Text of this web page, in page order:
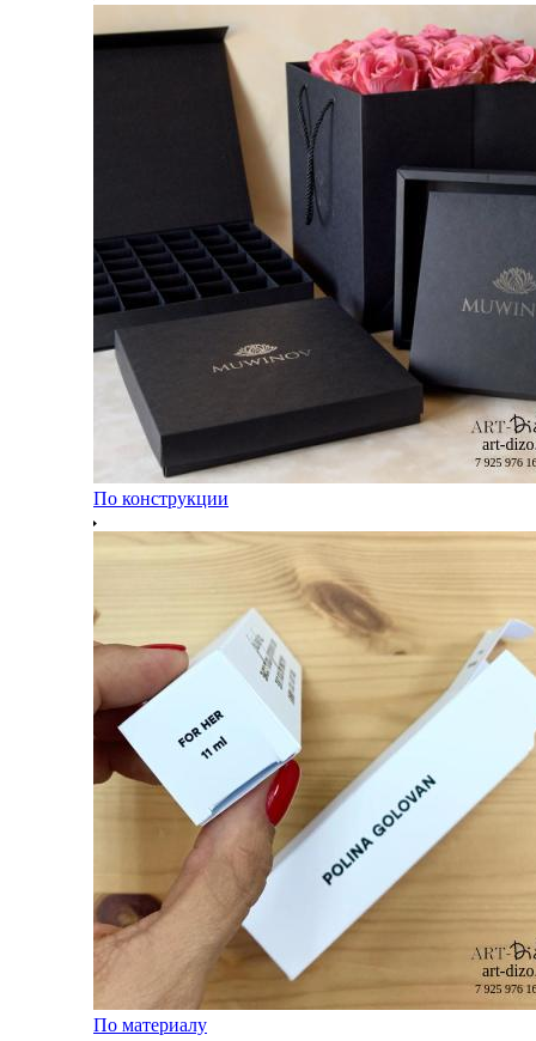
По конструкции
По материалу